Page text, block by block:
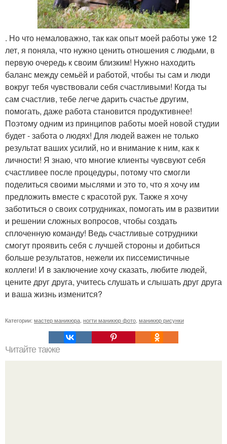
. Но что немаловажно, так как опыт моей работы уже 12
лет, я поняла, что нужно ценить отношения с людьми, в
первую очередь к своим близким! Нужно находить
баланс между семьёй и работой, чтобы ты сам и люди
вокруг тебя чувствовали себя счастливыми! Когда ты
сам счастлив, тебе легче дарить счастье другим,
помогать, даже работа становится продуктивнее!
Поэтому одним из принципов работы моей новой студии
будет - забота о людях! Для людей важен не только
результат ваших усилий, но и внимание к ним, как к
личности! Я знаю, что многие клиенты чувсвуют себя
счастливее после процедуры, потому что смогли
поделиться своими мыслями и это то, что я хочу им
предложить вместе с красотой рук. Также я хочу
заботиться о своих сотрудниках, помогать им в развитии
и решении сложных вопросов, чтобы создать
сплоченную команду! Ведь счастливые сотрудники
смогут проявить себя с лучшей стороны и добиться
больше результатов, нежели их писсемистичные
коллеги! И в заключение хочу сказать, любите людей,
цените друг друга, учитесь слушать и слышать друг друга
и ваша жизнь изменится?
Категории: мастер маникюра ногти маникюр фото маникюр рисунки
Читайте также